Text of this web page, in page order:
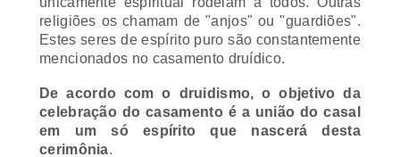
religiões os chamam de "anjos" ou "guardiões".
Estes seres de espírito puro são constantemente
mencionados no casamento druídico.
celebração do casamento é a união do casal
em um só espírito que nascerá desta
cerimônia
.